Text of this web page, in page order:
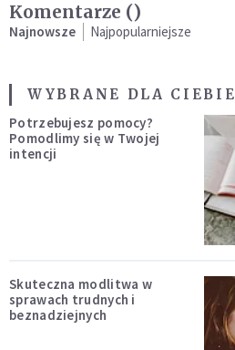
Komentarze ()
Najnowsze Najpopularniejsze
WYBRANE DLA CIEBIE
Potrzebujesz pomocy?
Pomodlimy się w Twojej
intencji
Skuteczna modlitwa w
sprawach trudnych i
beznadziejnych